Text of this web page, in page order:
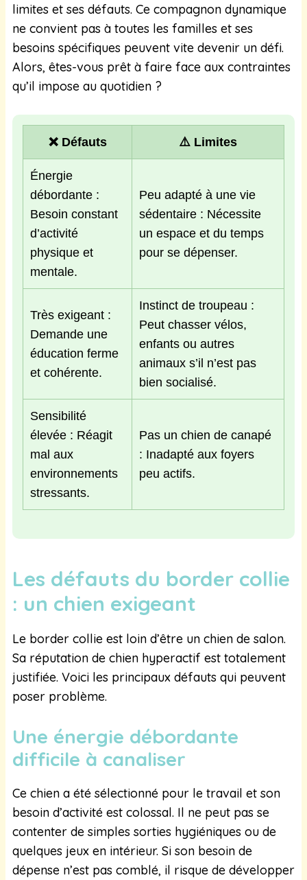
limites et ses défauts. Ce compagnon dynamique
ne convient pas à toutes les familles et ses
besoins spécifiques peuvent vite devenir un défi.
Alors, êtes-vous prêt à faire face aux contraintes
qu’il impose au quotidien ?
❌ Défauts ⚠️ Limites
Énergie
débordante :
Besoin constant
d’activité
physique et
mentale.
Peu adapté à une vie
sédentaire : Nécessite
un espace et du temps
pour se dépenser.
Très exigeant :
Demande une
éducation ferme
et cohérente.
Instinct de troupeau :
Peut chasser vélos,
enfants ou autres
animaux s’il n’est pas
bien socialisé.
Sensibilité
élevée : Réagit
mal aux
environnements
stressants.
Pas un chien de canapé
: Inadapté aux foyers
peu actifs.
Les défauts du border collie
: un chien exigeant
Le border collie est loin d’être un chien de salon.
Sa réputation de chien hyperactif est totalement
justifiée. Voici les principaux défauts qui peuvent
poser problème.
Une énergie débordante
difficile à canaliser
Ce chien a été sélectionné pour le travail et son
besoin d’activité est colossal. Il ne peut pas se
contenter de simples sorties hygiéniques ou de
quelques jeux en intérieur. Si son besoin de
dépense n’est pas comblé, il risque de développer